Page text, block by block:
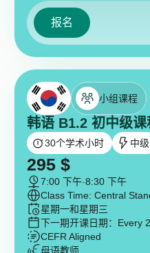
报名
小组课程
韩语 B1.2 初中级课
30个学术小时 中级
295 $
7:00 下午-8:30 下午
Class Time: Central
星期一和星期三
下一期开课日期： Every
CEFR Aligned
母语教师